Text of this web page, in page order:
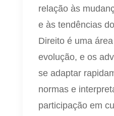
relação às
e às tendências
Direito é uma
evolução, e os
se adaptar
normas e
participação em